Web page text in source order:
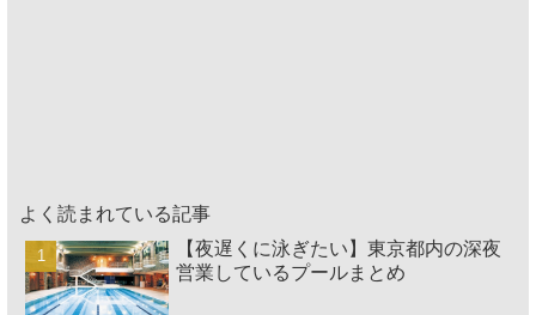
よく読まれている記事
【夜遅くに泳ぎたい】東京都内の深夜
営業しているプールまとめ